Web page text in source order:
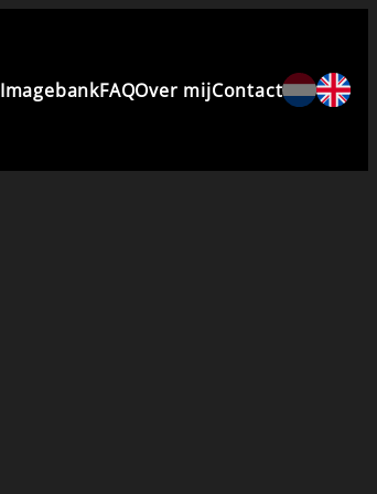
ImagebankFAQOver mijContact